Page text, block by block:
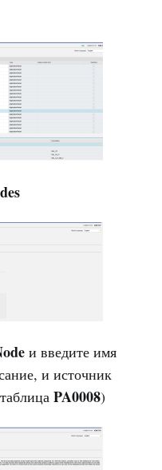
и введите имя
и источник
PA0008)